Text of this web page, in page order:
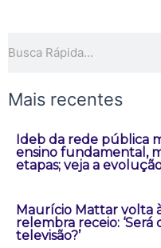
Mais recentes
Ideb da rede pública
ensino fundamental,
etapas; veja a
Maurício Mattar volta
relembra receio: ‘Será
televisão?’